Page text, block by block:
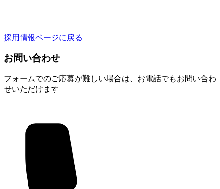
採用情報ページに戻る
お問い合わせ
フォームでのご応募が難しい場合は、お電話でもお問い合わ
せいただけます